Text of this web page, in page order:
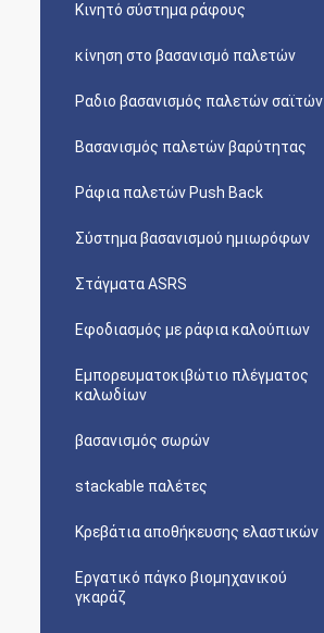
Κινητό σύστημα ράφους
κίνηση στο βασανισμό παλετών
Ραδιο βασανισμός παλετών σαϊτών
Βασανισμός παλετών βαρύτητας
Ράφια παλετών Push Back
Σύστημα βασανισμού ημιωρόφων
Στάγματα ASRS
Εφοδιασμός με ράφια καλούπιων
Εμπορευματοκιβώτιο πλέγματος
καλωδίων
βασανισμός σωρών
stackable παλέτες
Κρεβάτια αποθήκευσης ελαστικών
Εργατικό πάγκο βιομηχανικού
γκαράζ